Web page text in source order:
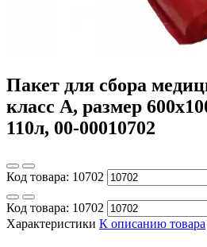
Пакет для сбора
класс А, размер
110л, 00-00010702
Код товара: 10702
Код товара: 10702
Характеристики К описанию товара